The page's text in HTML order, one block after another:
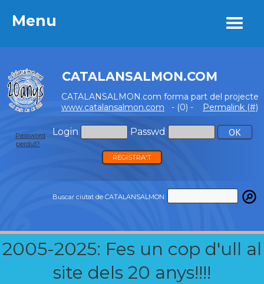
Menu
CATALANSALMON.COM
CATALANSALMON.com forma part del projecte
www.catalansalmon.com - (0) - Permalink (#)
Login Passwd
Password
perdut?
REGISTRA'T
Buscar ciutat de CATALANSALMON:
2005-2025: Fes un cop d'ull al
site dels 20 anys!!!!
Menu